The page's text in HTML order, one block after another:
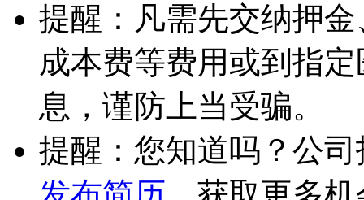
提醒：凡需先交纳押
成本费等费用或到指
息，谨防上当受骗。
提醒：您知道吗？公